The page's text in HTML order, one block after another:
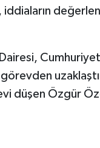
iddiaların
düşen Özgür